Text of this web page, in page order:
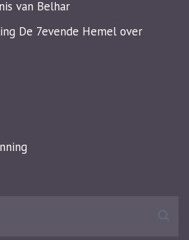
van Belhar
De 7evende Hemel over